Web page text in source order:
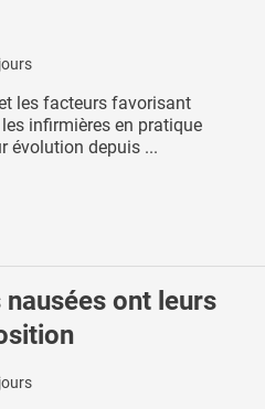
les facteurs favorisant
infirmières en pratique
évolution depuis ...
nausées ont leurs